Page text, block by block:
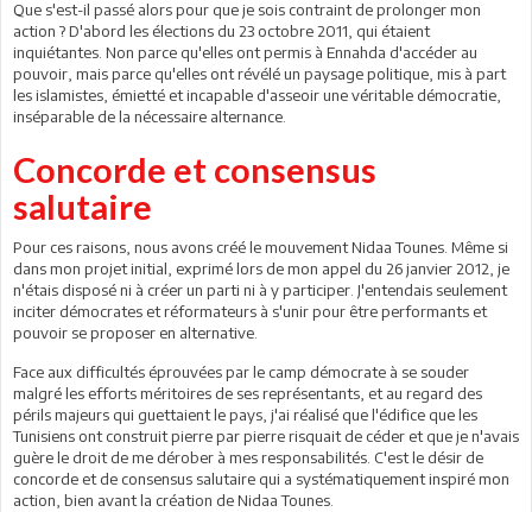
Que s'est-il passé alors pour que je sois contraint de prolonger mon
action ? D'abord les élections du 23 octobre 2011, qui étaient
inquiétantes. Non parce qu'elles ont permis à Ennahda d'accéder au
pouvoir, mais parce qu'elles ont révélé un paysage politique, mis à part
les islamistes, émietté et incapable d'asseoir une véritable démocratie,
inséparable de la nécessaire alternance.
Concorde et consensus
salutaire
Pour ces raisons, nous avons créé le mouvement Nidaa Tounes. Même si
dans mon projet initial, exprimé lors de mon appel du 26 janvier 2012, je
n'étais disposé ni à créer un parti ni à y participer. J'entendais seulement
inciter démocrates et réformateurs à s'unir pour être performants et
pouvoir se proposer en alternative.
Face aux difficultés éprouvées par le camp démocrate à se souder
malgré les efforts méritoires de ses représentants, et au regard des
périls majeurs qui guettaient le pays, j'ai réalisé que l'édifice que les
Tunisiens ont construit pierre par pierre risquait de céder et que je n'avais
guère le droit de me ­dérober à mes responsabilités. C'est le désir de
concorde et de consensus salutaire qui a systématiquement inspiré mon
action, bien avant la création de Nidaa Tounes.